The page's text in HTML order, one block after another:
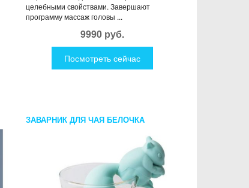
целебными свойствами. Завершают
программу массаж головы ...
9990 руб.
Посмотреть сейчас
ЗАВАРНИК ДЛЯ ЧАЯ БЕЛОЧКА